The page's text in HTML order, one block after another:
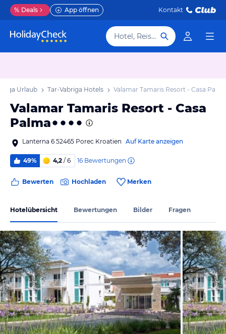
% Deals App öffnen Kontakt
Hotel, Reiseziel
Urlaub Tar-Vabriga Hotels Valamar Tamaris Resort - Casa
Valamar Tamaris Resort - Casa
Palma
Lanterna 6 52465 Porec Kroatien Auf Karte anzeigen
49% 4,2 / 6 16 Bewertungen
Bewerten Hochladen Merken
Hotelübersicht Bewertungen Bilder Fragen
vom